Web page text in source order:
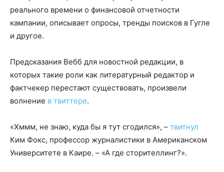
реального времени о финансовой отчетности
кампании, описывает опросы, тренды поисков в Гугле
и другое.
Предсказания Вебб для новостной редакции, в
которых такие роли как литературный редактор и
фактчекер перестают существовать, произвели
волнение в твиттере.
«Хммм, не знаю, куда бы я тут сгодился», – твитнул
Ким Фокс, профессор журналистики в Американском
Университете в Каире. – «А где сторителлинг?».